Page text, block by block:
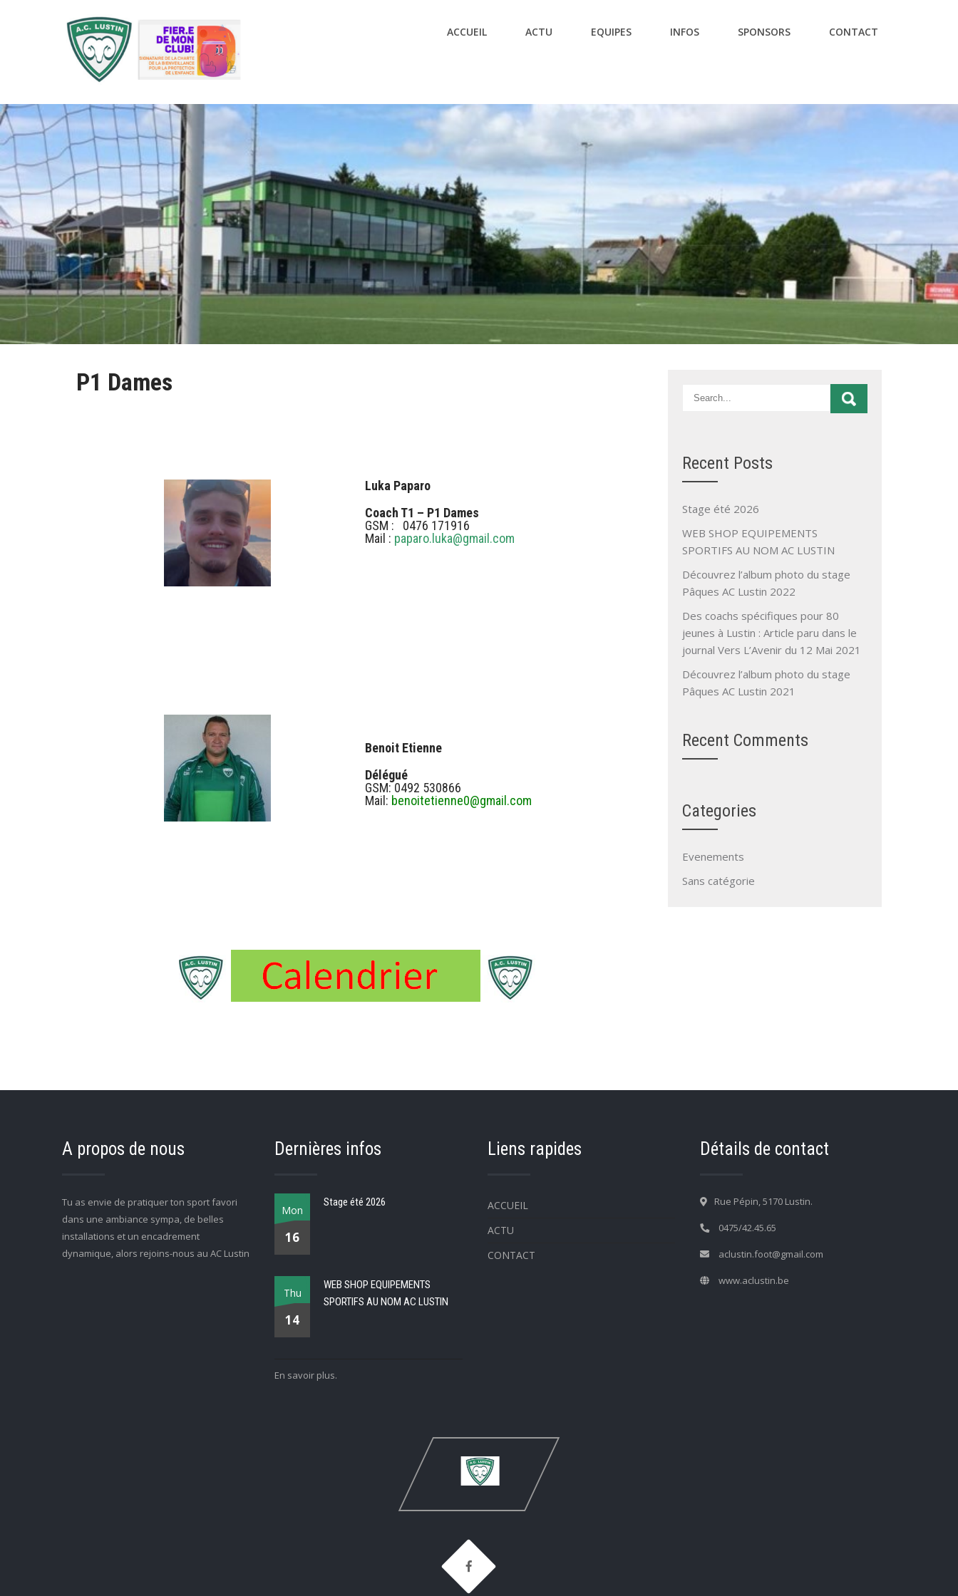
ACCUEIL ACTU EQUIPES INFOS SPONSORS CONTACT
P1 Dames
Luka Paparo
Coach T1 – P1 Dames
GSM : 0476 171916
Mail : paparo.luka@gmail.com
Benoit Etienne
Délégué
GSM: 0492 530866
Mail: benoitetienne0@gmail.com
Recent Posts
Stage été 2026
WEB SHOP EQUIPEMENTS
SPORTIFS AU NOM AC LUSTIN
Découvrez l’album photo du stage
Pâques AC Lustin 2022
Des coachs spécifiques pour 80
jeunes à Lustin : Article paru dans le
journal Vers L’Avenir du 12 Mai 2021
Découvrez l’album photo du stage
Pâques AC Lustin 2021
Recent Comments
Categories
Evenements
Sans catégorie
A propos de nous
Tu as envie de pratiquer ton sport favori
dans une ambiance sympa, de belles
installations et un encadrement
dynamique, alors rejoins-nous au AC Lustin
Dernières infos
Mon
16
Stage été 2026
Thu
14
WEB SHOP EQUIPEMENTS
SPORTIFS AU NOM AC LUSTIN
En savoir plus.
Liens rapides
ACCUEIL
ACTU
CONTACT
Détails de contact
Rue Pépin, 5170 Lustin.
0475/42.45.65
aclustin.foot@gmail.com
www.aclustin.be